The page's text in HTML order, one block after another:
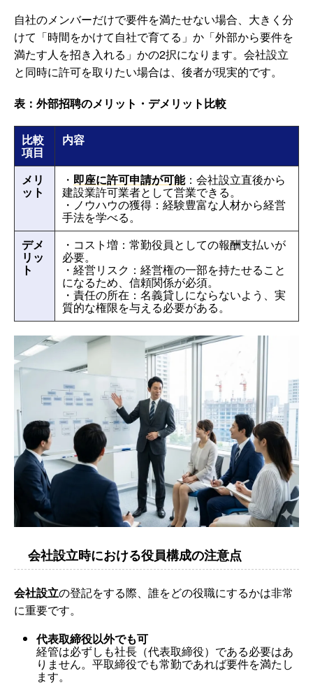
自社のメンバーだけで要件を満たせない場合、大きく分
けて「時間をかけて自社で育てる」か「外部から要件を
満たす人を招き入れる」かの2択になります。会社設立
と同時に許可を取りたい場合は、後者が現実的です。
表：外部招聘のメリット・デメリット比較
比較
項目
内容
メリ
ット
・ 即座に許可申請が可能：会社設立直後から
建設業許可業者として営業できる。
・ノウハウの獲得：経験豊富な人材から経営
手法を学べる。
デメ
リッ
ト
・コスト増：常勤役員としての報酬支払いが
必要。
・経営リスク：経営権の一部を持たせること
になるため、信頼関係が必須。
・責任の所在：名義貸しにならないよう、実
質的な権限を与える必要がある。
会社設立時における役員構成の注意点
会社設立の登記をする際、誰をどの役職にするかは非常
に重要です。
代表取締役以外でも可
経管は必ずしも社長（代表取締役）である必要はあ
りません。平取締役でも常勤であれば要件を満たし
ます。